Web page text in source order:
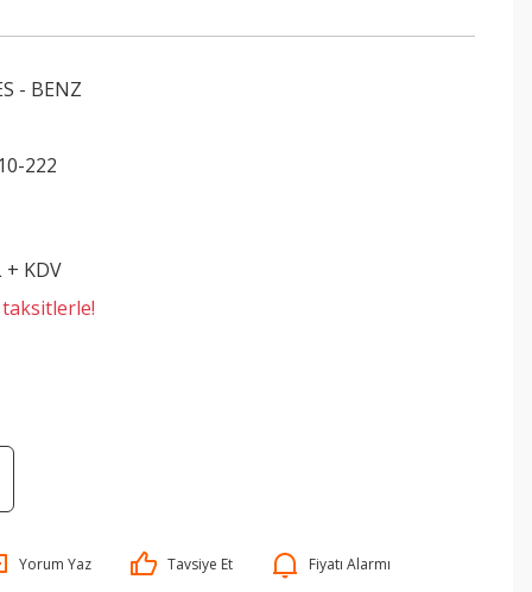
- BENZ
222
+ KDV
Yorum Yaz Tavsiye Et Fiyatı Alarmı